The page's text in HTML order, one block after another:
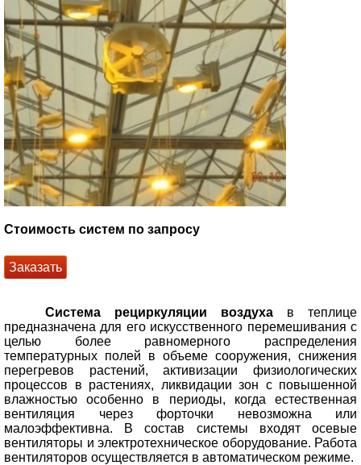
Стоимость систем по запросу
Заказать
Система рециркуляции воздуха в теплице
предназначена для его искусственного перемешивания с
целью более равномерного распределения
температурных полей в объеме сооружения, снижения
перегревов растений, активизации физиологических
процессов в растениях, ликвидации зон с повышенной
влажностью особенно в периоды, когда естественная
вентиляция через форточки невозможна или
малоэффективна. В состав системы входят осевые
вентиляторы и электротехническое оборудование. Работа
вентиляторов осуществляется в автоматическом режиме.